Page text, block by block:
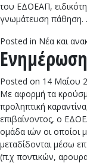
του ΕΔΟΕΑΠ,
γνωμάτευση πάθηση.
Posted in Νέα και
Posted on 14 Μαΐου
Με αφορμή τα
προληπτική
επιβαίνοντος, ο
ομάδα ιών οι
μεταδίδονται μέσω
(π.χ ποντικών,